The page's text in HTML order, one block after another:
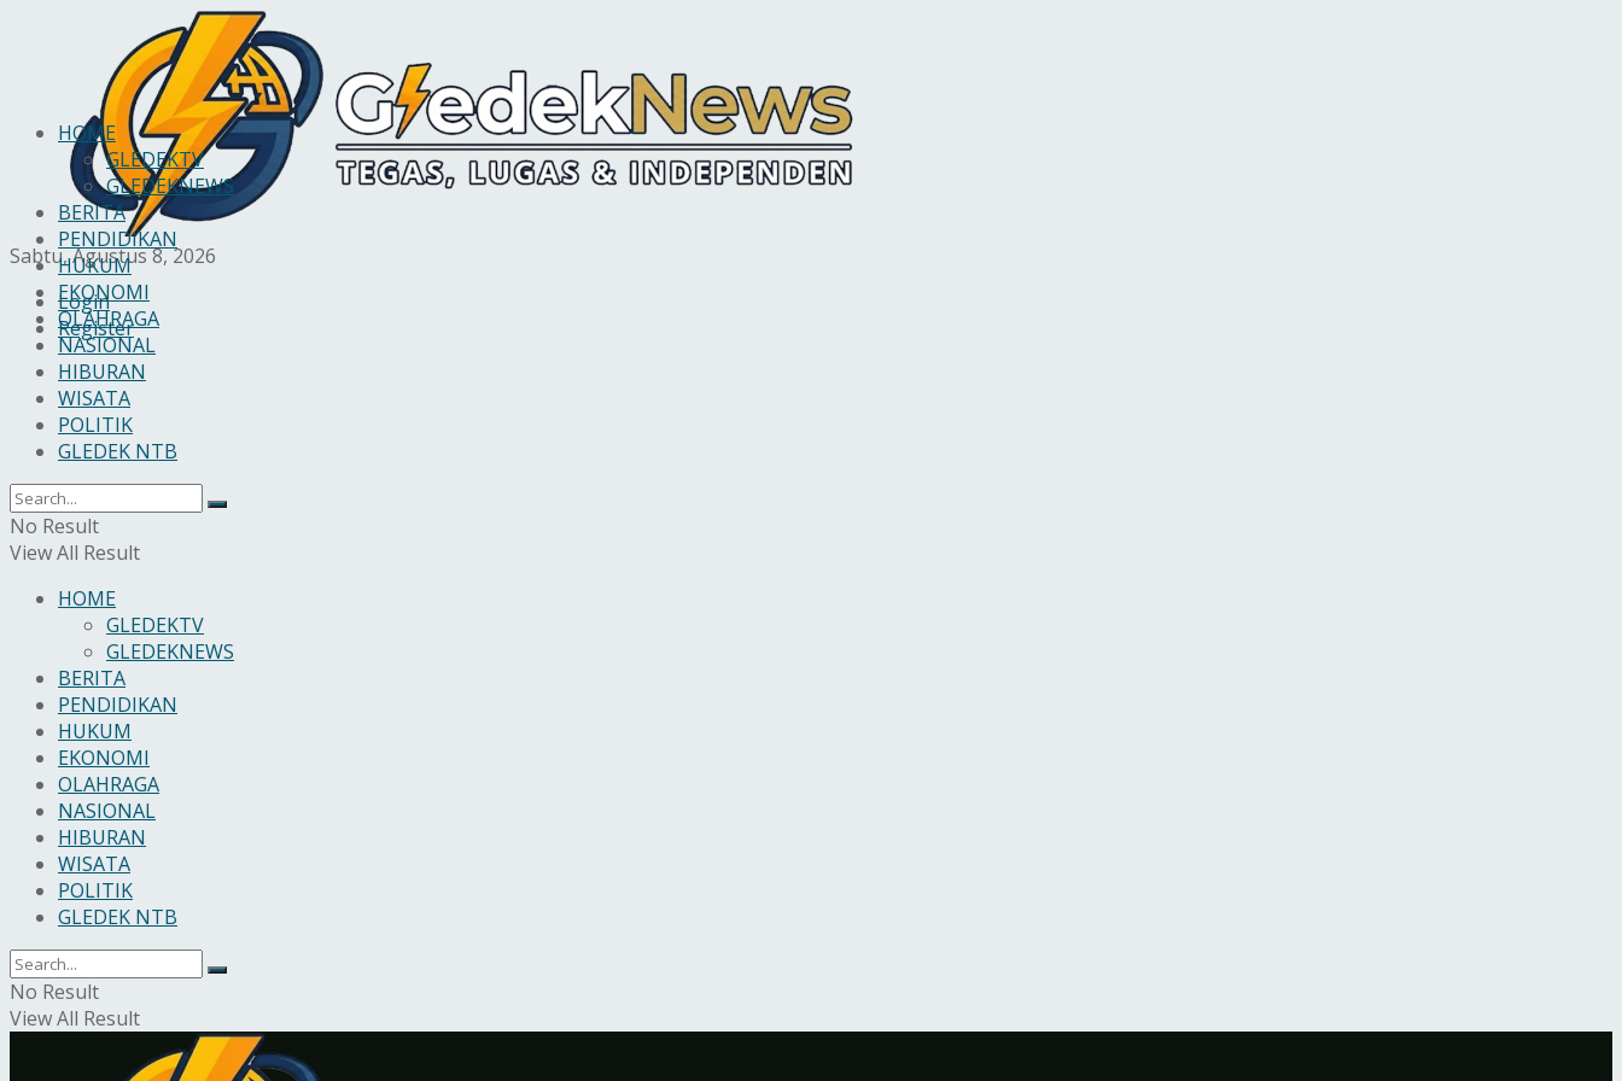
Sabtu, Agustus 8, 2026
Login
Register
HOME
GLEDEKTV
GLEDEKNEWS
BERITA
PENDIDIKAN
HUKUM
EKONOMI
OLAHRAGA
NASIONAL
HIBURAN
WISATA
POLITIK
GLEDEK NTB
No Result
View All Result
HOME
GLEDEKTV
GLEDEKNEWS
BERITA
PENDIDIKAN
HUKUM
EKONOMI
OLAHRAGA
NASIONAL
HIBURAN
WISATA
POLITIK
GLEDEK NTB
No Result
View All Result